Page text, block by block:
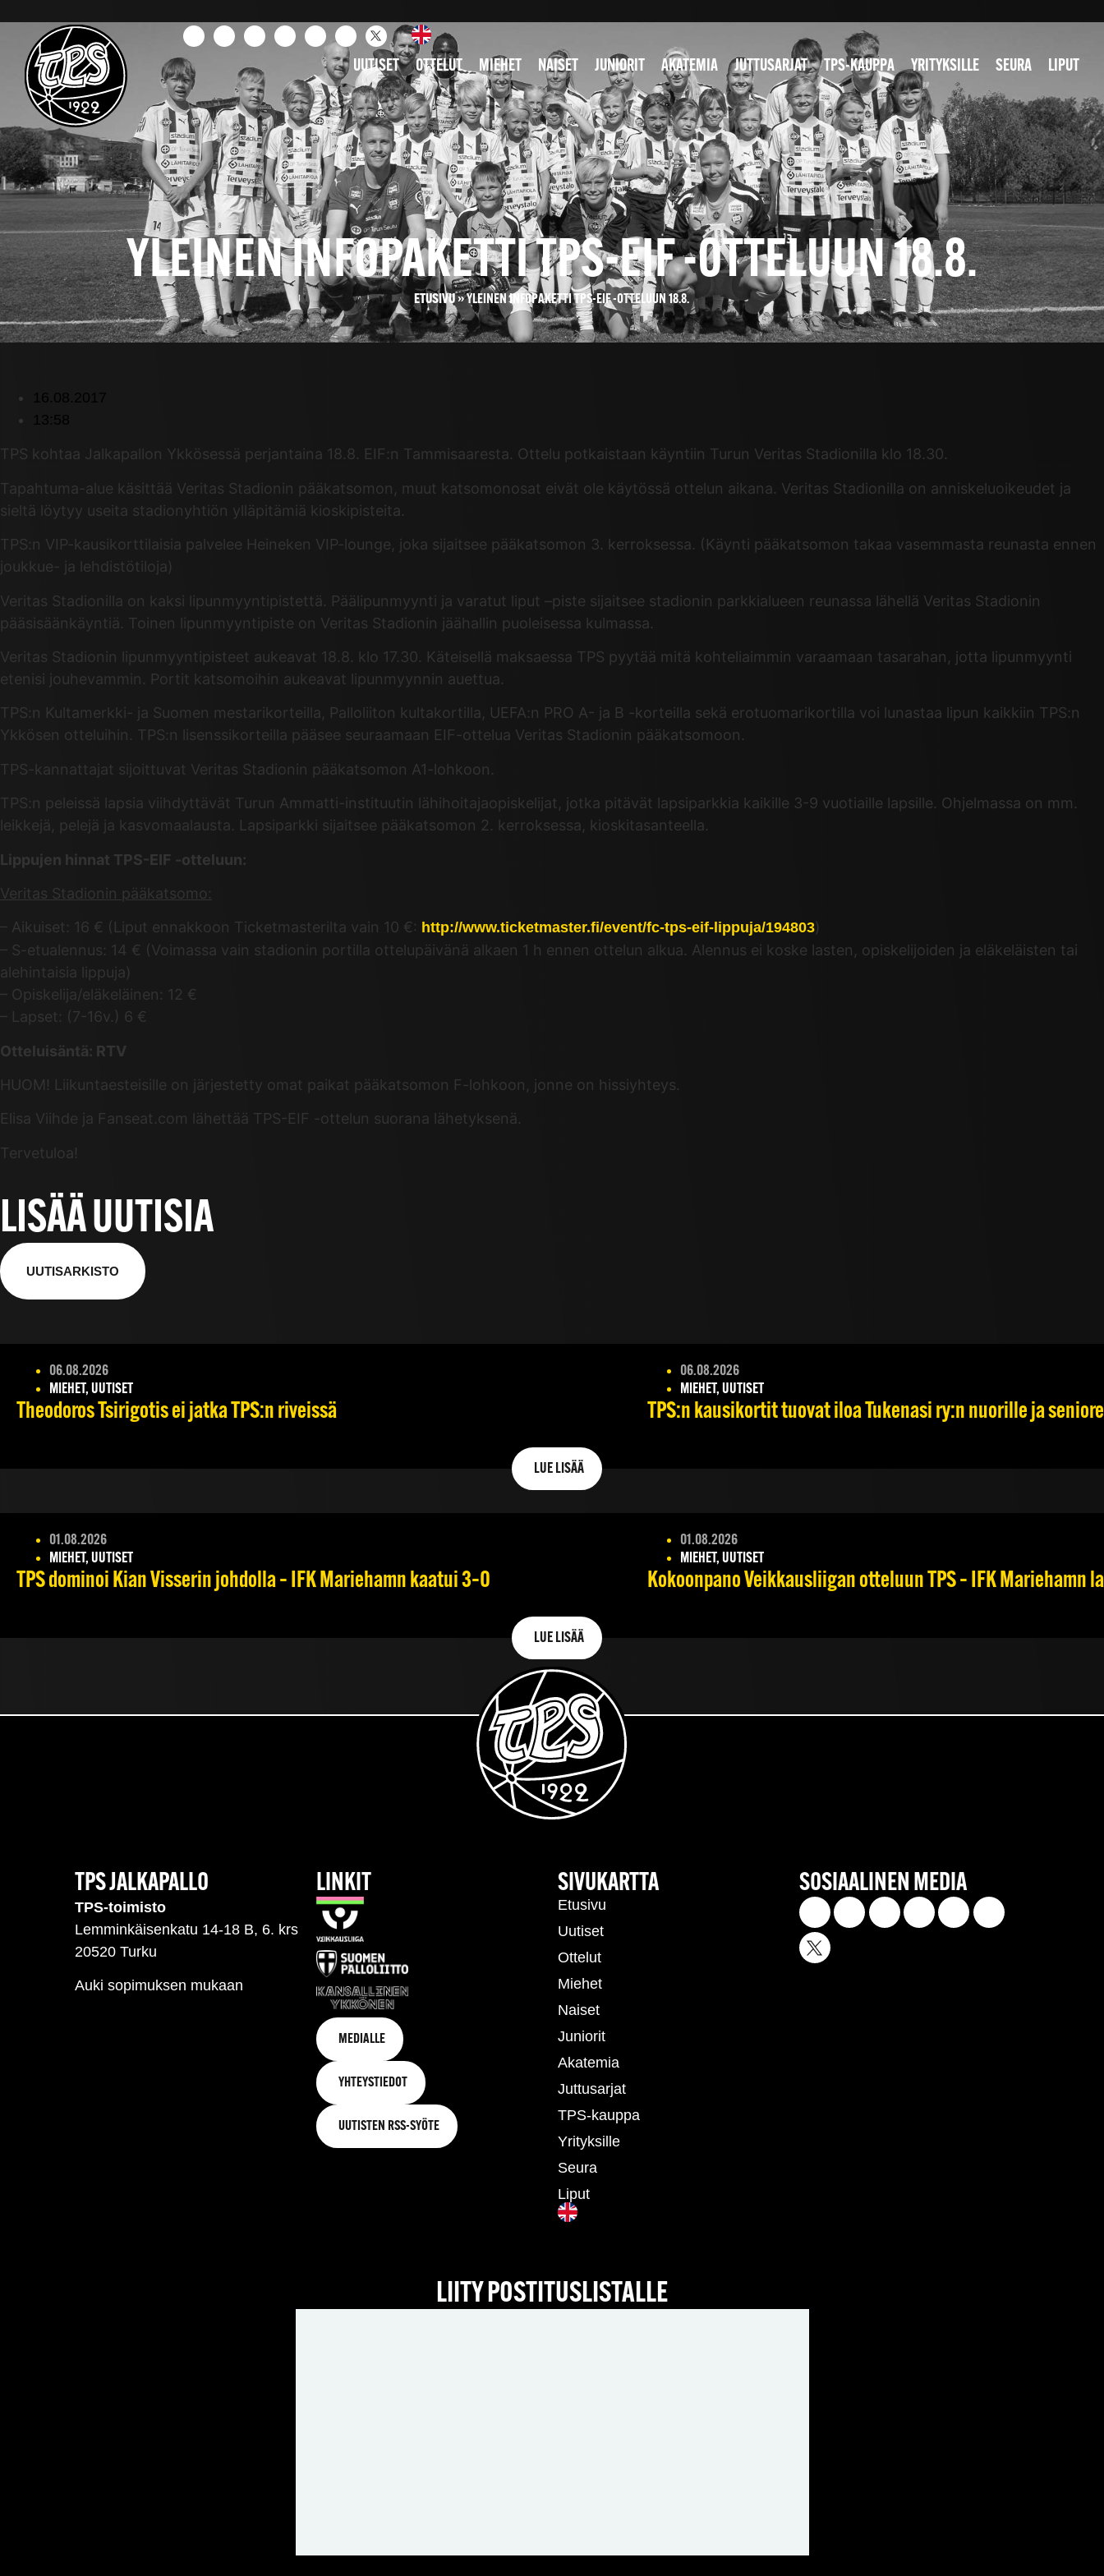
UUTISET OTTELUT MIEHET NAISET JUNIORIT AKATEMIA JUTTUSARJAT TPS-KAUPPA YRITYKSILLE SEURA LIPUT
YLEINEN INFOPAKETTI TPS-EIF -OTTELUUN 18.8.
ETUSIVU»YLEINEN INFOPAKETTI TPS-EIF -OTTELUUN 18.8.
16.08.2017
13:58
TPS kohtaa Jalkapallon Ykkösessä perjantaina 18.8. EIF:n Tammisaaresta. Ottelu potkaistaan käyntiin Turun Veritas Stadionilla klo 18.30.
Tapahtuma-alue käsittää Veritas Stadionin pääkatsomon, muut katsomonosat eivät ole käytössä ottelun aikana. Veritas Stadionilla on anniskeluoikeudet ja
sieltä löytyy useita stadionyhtiön ylläpitämiä kioskipisteita.
TPS:n VIP-kausikorttilaisia palvelee Heineken VIP-lounge, joka sijaitsee pääkatsomon 3. kerroksessa. (Käynti pääkatsomon takaa vasemmasta reunasta ennen
joukkue- ja lehdistötiloja)
Veritas Stadionilla on kaksi lipunmyyntipistettä. Päälipunmyynti ja varatut liput –piste sijaitsee stadionin parkkialueen reunassa lähellä Veritas Stadionin
pääsisäänkäyntiä. Toinen lipunmyyntipiste on Veritas Stadionin jäähallin puoleisessa kulmassa.
Veritas Stadionin lipunmyyntipisteet aukeavat 18.8. klo 17.30. Käteisellä maksaessa TPS pyytää mitä kohteliaimmin varaamaan tasarahan, jotta lipunmyynti
etenisi jouhevammin. Portit katsomoihin aukeavat lipunmyynnin auettua.
TPS:n Kultamerkki- ja Suomen mestarikorteilla, Palloliiton kultakortilla, UEFA:n PRO A- ja B -korteilla sekä erotuomarikortilla voi lunastaa lipun kaikkiin TPS:n
Ykkösen otteluihin. TPS:n lisenssikorteilla pääsee seuraamaan EIF-ottelua Veritas Stadionin pääkatsomoon.
TPS-kannattajat sijoittuvat Veritas Stadionin pääkatsomon A1-lohkoon.
TPS:n peleissä lapsia viihdyttävät Turun Ammatti-instituutin lähihoitajaopiskelijat, jotka pitävät lapsiparkkia kaikille 3-9 vuotiaille lapsille. Ohjelmassa on mm.
leikkejä, pelejä ja kasvomaalausta. Lapsiparkki sijaitsee pääkatsomon 2. kerroksessa, kioskitasanteella.
Lippujen hinnat TPS-EIF -otteluun:
Veritas Stadionin pääkatsomo:
– Aikuiset: 16 € (Liput ennakkoon Ticketmasterilta vain 10 €: http://www.ticketmaster.fi/event/fc-tps-eif-lippuja/194803)
– S-etualennus: 14 € (Voimassa vain stadionin portilla ottelupäivänä alkaen 1 h ennen ottelun alkua. Alennus ei koske lasten, opiskelijoiden ja eläkeläisten tai
alehintaisia lippuja)
– Opiskelija/eläkeläinen: 12 €
– Lapset: (7-16v.) 6 €
Otteluisäntä: RTV
HUOM! Liikuntaesteisille on järjestetty omat paikat pääkatsomon F-lohkoon, jonne on hissiyhteys.
Elisa Viihde ja Fanseat.com lähettää TPS-EIF -ottelun suorana lähetyksenä.
Tervetuloa!
LISÄÄ UUTISIA
UUTISARKISTO
06.08.2026
MIEHET, UUTISET
Theodoros Tsirigotis ei jatka TPS:n riveissä
LUE LISÄÄ
06.08.2026
MIEHET, UUTISET
TPS:n kausikortit tuovat iloa Tukenasi ry:n nuorille ja
01.08.2026
MIEHET, UUTISET
TPS dominoi Kian Visserin johdolla – IFK Mariehamn kaatui 3–0
LUE LISÄÄ
01.08.2026
MIEHET, UUTISET
Kokoonpano Veikkausliigan otteluun TPS – IFK Mariehamn
TPS JALKAPALLO
TPS-toimisto
Lemminkäisenkatu 14-18 B, 6. krs
20520 Turku
Auki sopimuksen mukaan
LINKIT
MEDIALLE
YHTEYSTIEDOT
UUTISTEN RSS-SYÖTE
SIVUKARTTA
Etusivu
Uutiset
Ottelut
Miehet
Naiset
Juniorit
Akatemia
Juttusarjat
TPS-kauppa
Yrityksille
Seura
Liput
SOSIAALINEN MEDIA
LIITY POSTITUSLISTALLE